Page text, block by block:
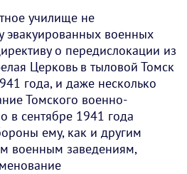
училище не
эвакуированных военных
о передислокации из
Церковь в тыловой Томск
года, и даже несколько
Томского военно-
в сентябре 1941 года
ему, как и другим
военным заведениям,